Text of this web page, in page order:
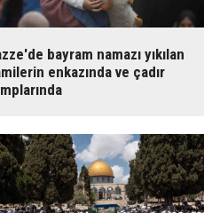
bayram namazı yıkılan
enkazında ve çadır